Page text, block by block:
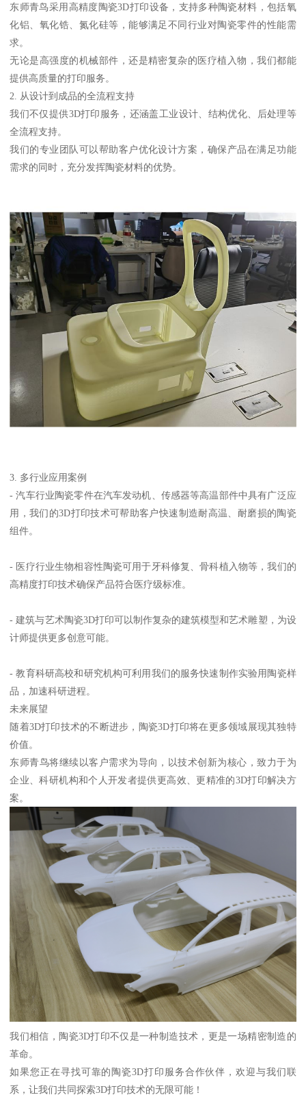
东师青鸟采用高精度陶瓷3D打印设备，支持多种陶瓷材料，包括氧
化铝、氧化锆、氮化硅等，能够满足不同行业对陶瓷零件的性能需
求。
无论是高强度的机械部件，还是精密复杂的医疗植入物，我们都能
提供高质量的打印服务。
2. 从设计到成品的全流程支持
我们不仅提供3D打印服务，还涵盖工业设计、结构优化、后处理等
全流程支持。
我们的专业团队可以帮助客户优化设计方案，确保产品在满足功能
需求的同时，充分发挥陶瓷材料的优势。
3. 多行业应用案例
- 汽车行业陶瓷零件在汽车发动机、传感器等高温部件中具有广泛应
用，我们的3D打印技术可帮助客户快速制造耐高温、耐磨损的陶瓷
组件。
- 医疗行业生物相容性陶瓷可用于牙科修复、骨科植入物等，我们的
高精度打印技术确保产品符合医疗级标准。
- 建筑与艺术陶瓷3D打印可以制作复杂的建筑模型和艺术雕塑，为设
计师提供更多创意可能。
- 教育科研高校和研究机构可利用我们的服务快速制作实验用陶瓷样
品，加速科研进程。
未来展望
随着3D打印技术的不断进步，陶瓷3D打印将在更多领域展现其独特
价值。
东师青鸟将继续以客户需求为导向，以技术创新为核心，致力于为
企业、科研机构和个人开发者提供更高效、更精准的3D打印解决方
案。
我们相信，陶瓷3D打印不仅是一种制造技术，更是一场精密制造的
革命。
如果您正在寻找可靠的陶瓷3D打印服务合作伙伴，欢迎与我们联
系，让我们共同探索3D打印技术的无限可能！